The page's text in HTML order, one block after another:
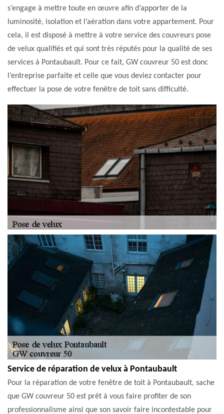
s’engage à mettre toute en œuvre afin d’apporter de la
luminosité, isolation et l’aération dans votre appartement. Pour
cela, il est disposé à mettre à votre service des couvreurs pose
de velux qualifiés et qui sont très réputés pour la qualité de ses
services à Pontaubault. Pour ce fait, GW couvreur 50 est donc
l’entreprise parfaite et celle que vous deviez contacter pour
effectuer la pose de votre fenêtre de toit sans difficulté.
Service de réparation de velux à Pontaubault
Pour la réparation de votre fenêtre de toit à Pontaubault, sache
que GW couvreur 50 est prêt à vous faire profiter de son
professionnalisme ainsi que son savoir faire incontestable pour